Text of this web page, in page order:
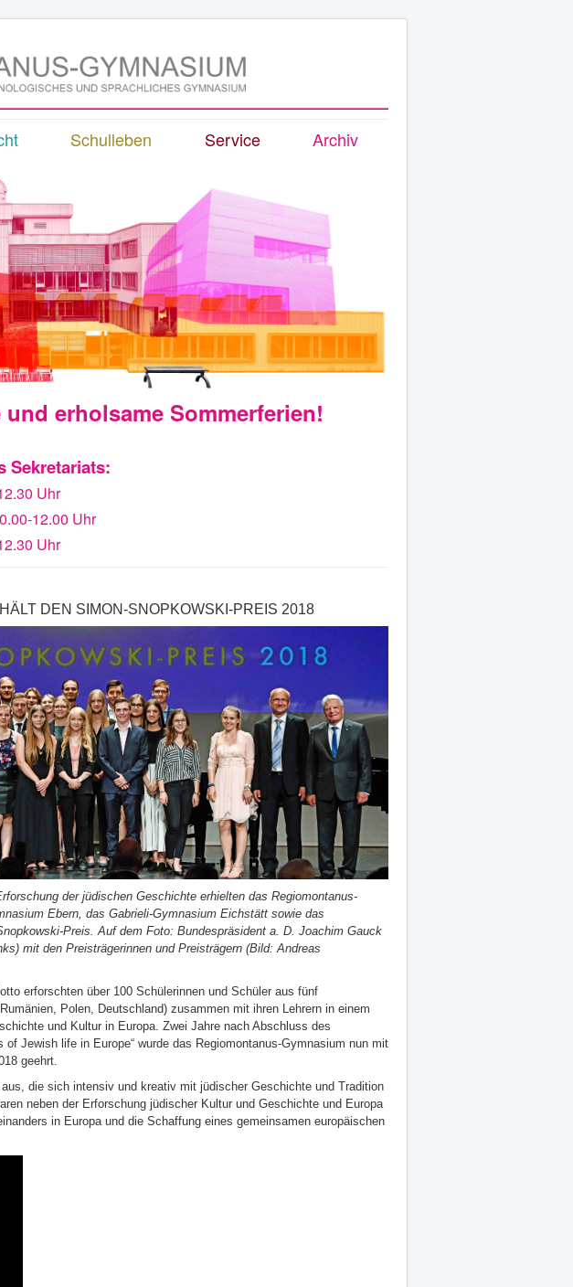
Schulleben Service Archiv
erholsame Sommerferien!
Sekretariats:
Uhr
12.00 Uhr
Uhr
DEN SIMON-SNOPKOWSKI-PREIS 2018
der jüdischen Geschichte erhielten das Regiomontanus-
Ebern, das Gabrieli-Gymnasium Eichstätt sowie das
Preis. Auf dem Foto: Bundespräsident a. D. Joachim Gauck
mit den Preisträgerinnen und Preisträgern (Bild: Andreas
erforschten über 100 Schülerinnen und Schüler aus fünf
Polen, Deutschland) zusammen mit ihren Lehrern in einem
und Kultur in Europa. Zwei Jahre nach Abschluss des
Jewish life in Europe“ wurde das Regiomontanus-Gymnasium nun mit
geehrt.
die sich intensiv und kreativ mit jüdischer Geschichte und Tradition
neben der Erforschung jüdischer Kultur und Geschichte und Europa
in Europa und die Schaffung eines gemeinsamen europäischen